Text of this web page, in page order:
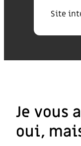
Site
Je vous
oui,